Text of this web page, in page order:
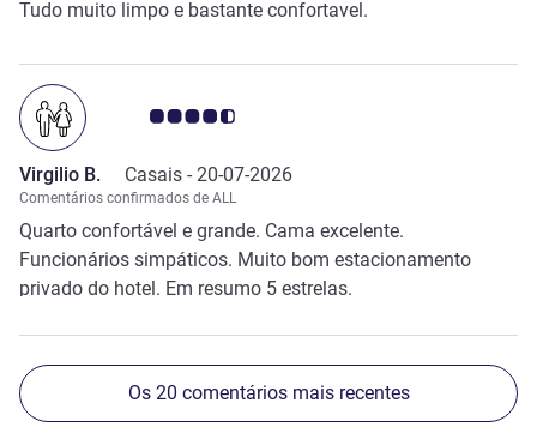
Tudo muito limpo e bastante confortavel.
Nota clientes Avis 4.5/5
Virgilio B. Casais - 20-07-2026
Comentários confirmados de ALL
Quarto confortável e grande. Cama excelente.
Funcionários simpáticos. Muito bom estacionamento
privado do hotel. Em resumo 5 estrelas.
Os 20 comentários mais recentes